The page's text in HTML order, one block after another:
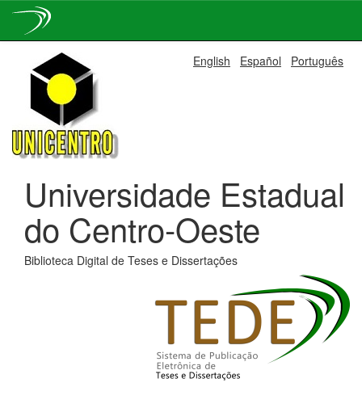
navigation
English Español Português
Universidade Estadual
do Centro-Oeste
Biblioteca Digital de Teses e Dissertações